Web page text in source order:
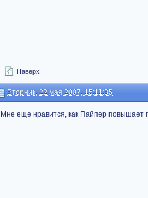
Наверх
Вторник, 22 мая 2007, 15:11:35
Мне еще нравится, как Пайпер повышает